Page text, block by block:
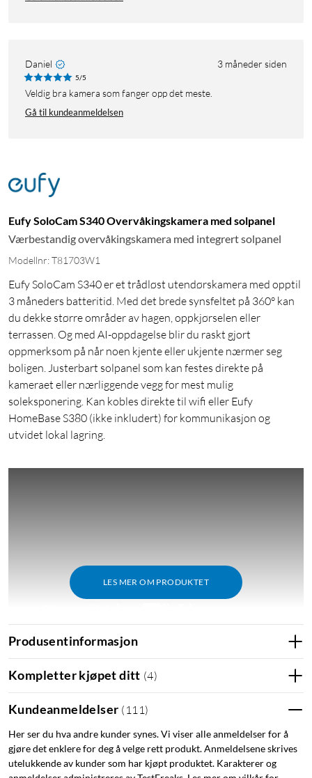
Daniel 3 måneder siden
5/5
Veldig bra kamera som fanger opp det meste.
Gå til kundeanmeldelsen
Eufy SoloCam S340 Overvåkingskamera med solpanel
Værbestandig overvåkingskamera med integrert solpanel
Modellnr: T81703W1
Eufy SoloCam S340 er et trådløst utendørskamera med opptil
3 måneders batteritid. Med det brede synsfeltet på 360° kan
du dekke større områder av hagen, oppkjørselen eller
terrassen. Og med AI-oppdagelse blir du raskt gjort
oppmerksom på når noen kjente eller ukjente nærmer seg
boligen. Justerbart solpanel som kan festes direkte på
kameraet eller nærliggende vegg for mest mulig
soleksponering. Kan kobles direkte til wifi eller Eufy
HomeBase S380 (ikke inkludert) for kommunikasjon og
utvidet lokal lagring.
LES MER OM PRODUKTET
Funksjoner
og tilt
AI-algoritmene kan gjenkjenne mennesker, dyr og
kjøretøy
Solcellelading og batteritid på opptil 3 måneder
Produsentinformasjon
Kompletter kjøpet ditt (4)
Kundeanmeldelser ( 111)
Her ser du hva andre kunder synes. Vi viser alle anmeldelser for å
gjøre det enklere for deg å velge rett produkt. Anmeldelsene skrives
utelukkende av kunder som har kjøpt produktet. Karakterer og